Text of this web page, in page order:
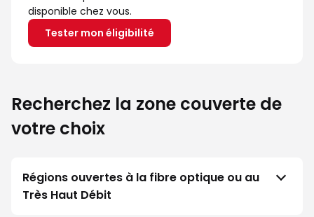
disponible chez vous.
Tester mon éligibilité
Recherchez la zone couverte de
votre choix
Régions ouvertes à la fibre optique ou au
Très Haut Débit